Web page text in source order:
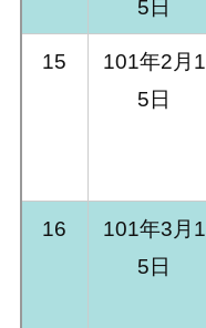
5日
15
101年2月1
5日
16
101年3月1
5日